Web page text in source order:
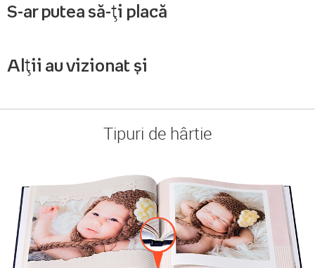
S-ar putea să-ți placă
Alții au vizionat și
Tipuri de hârtie